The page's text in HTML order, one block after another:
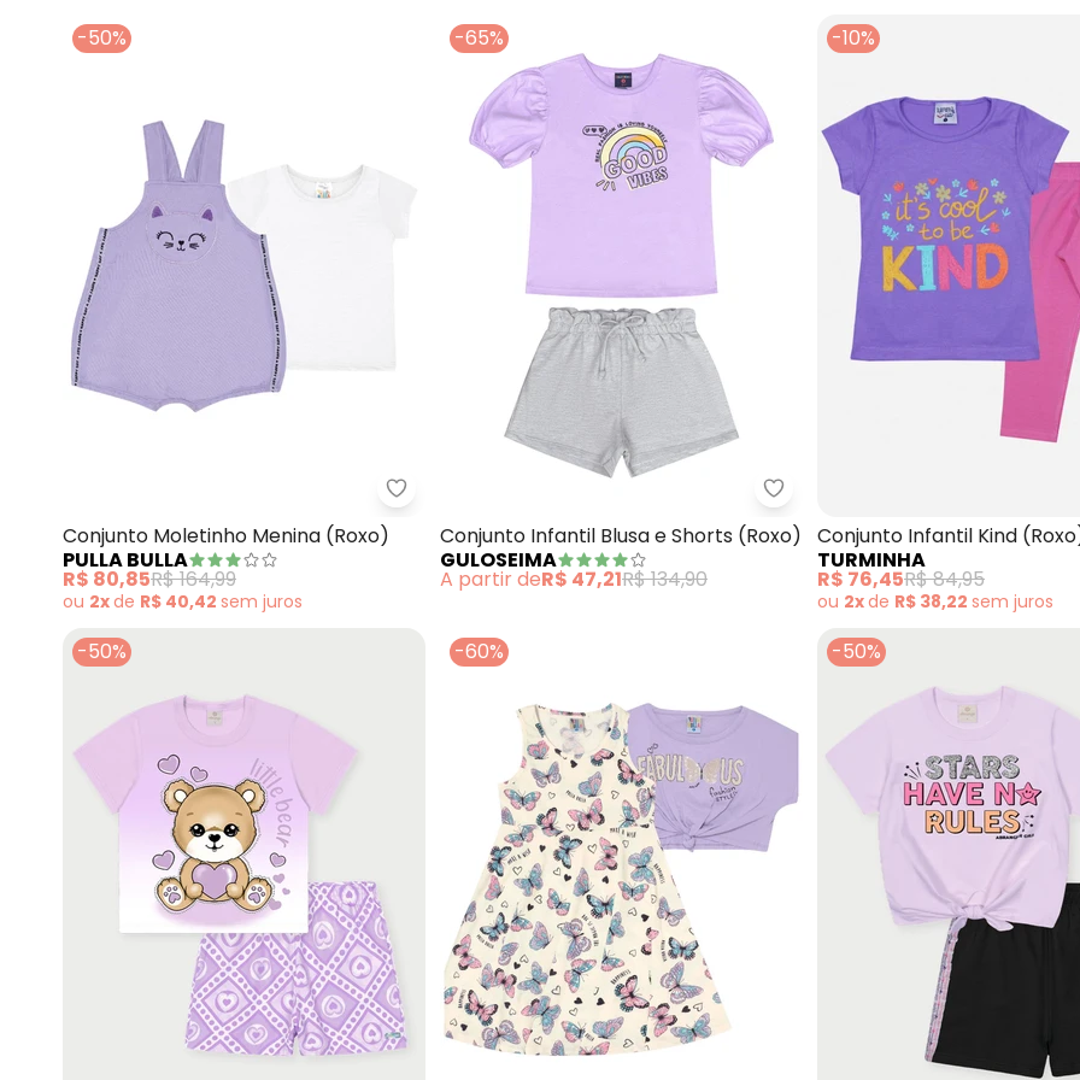
-50%
Pulla Bulla - Conjunto Moletinho Menina (Roxo)
Conjunto Moletinho Menina (Roxo)
PULLA BULLA
R$ 80,85R$ 164,99
ou 2xde R$ 40,42 sem juros
-65%
Guloseima - Conjunto Infantil
Conjunto Infantil Blusa e Shorts (Roxo)
GULOSEIMA
A partir deR$ 47,21R$ 134,90
-10%
Conjunto Infantil Kind
TURMINHA
R$ 76,45R$ 84,95
ou 2xde R$ 38,22 sem juros
-50% -60% -50%